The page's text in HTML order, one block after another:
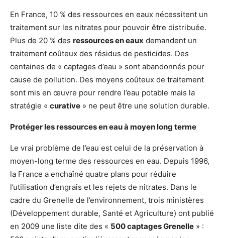
En France, 10 % des ressources en eaux nécessitent un
traitement sur les nitrates pour pouvoir être distribuée.
Plus de 20 % des ressources en eaux demandent un
traitement coûteux des résidus de pesticides. Des
centaines de « captages d’eau » sont abandonnés pour
cause de pollution. Des moyens coûteux de traitement
sont mis en œuvre pour rendre l’eau potable mais la
stratégie « curative » ne peut être une solution durable.
Protéger les ressources en eau à moyen long terme
Le vrai problème de l’eau est celui de la préservation à
moyen-long terme des ressources en eau. Depuis 1996,
la France a enchaîné quatre plans pour réduire
l’utilisation d’engrais et les rejets de nitrates. Dans le
cadre du Grenelle de l’environnement, trois ministères
(Développement durable, Santé et Agriculture) ont publié
en 2009 une liste dite des « 500 captages Grenelle » :